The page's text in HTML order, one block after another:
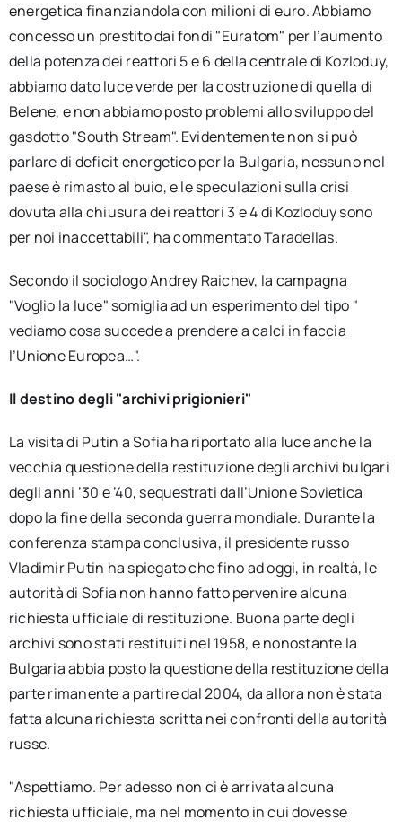
energetica finanziandola con milioni di euro. Abbiamo
concesso un prestito dai fondi "Euratom" per l’aumento
della potenza dei reattori 5 e 6 della centrale di Kozloduy,
abbiamo dato luce verde per la costruzione di quella di
Belene, e non abbiamo posto problemi allo sviluppo del
gasdotto "South Stream". Evidentemente non si può
parlare di deficit energetico per la Bulgaria, nessuno nel
paese è rimasto al buio, e le speculazioni sulla crisi
dovuta alla chiusura dei reattori 3 e 4 di Kozloduy sono
per noi inaccettabili", ha commentato Taradellas.
Secondo il sociologo Andrey Raichev, la campagna
"Voglio la luce" somiglia ad un esperimento del tipo "
vediamo cosa succede a prendere a calci in faccia
l’Unione Europea…".
Il destino degli "archivi prigionieri"
La visita di Putin a Sofia ha riportato alla luce anche la
vecchia questione della restituzione degli archivi bulgari
degli anni ’30 e ’40, sequestrati dall’Unione Sovietica
dopo la fine della seconda guerra mondiale. Durante la
conferenza stampa conclusiva, il presidente russo
Vladimir Putin ha spiegato che fino ad oggi, in realtà, le
autorità di Sofia non hanno fatto pervenire alcuna
richiesta ufficiale di restituzione. Buona parte degli
archivi sono stati restituiti nel 1958, e nonostante la
Bulgaria abbia posto la questione della restituzione della
parte rimanente a partire dal 2004, da allora non è stata
fatta alcuna richiesta scritta nei confronti della autorità
russe.
"Aspettiamo. Per adesso non ci è arrivata alcuna
richiesta ufficiale, ma nel momento in cui dovesse